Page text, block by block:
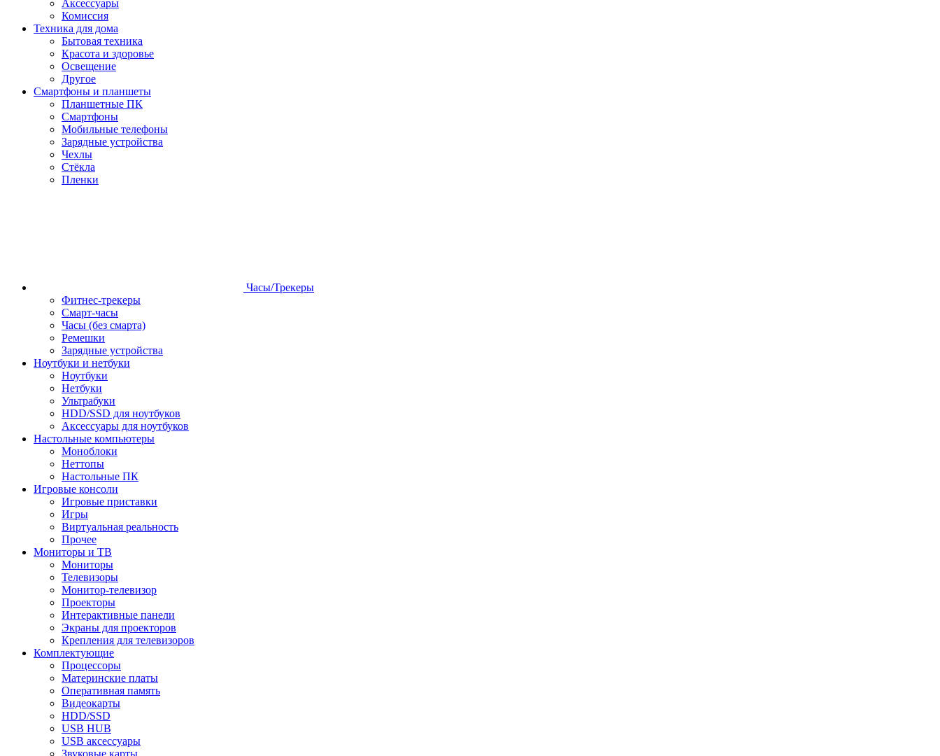
Аксессуары
Комиссия
Техника для дома
Бытовая техника
Красота и здоровье
Освещение
Другое
Смартфоны и планшеты
Планшетные ПК
Смартфоны
Мобильные телефоны
Зарядные устройства
Чехлы
Стёкла
Пленки
Часы/Трекеры
Фитнес-трекеры
Смарт-часы
Часы (без смарта)
Ремешки
Зарядные устройства
Ноутбуки и нетбуки
Ноутбуки
Нетбуки
Ультрабуки
HDD/SSD для ноутбуков
Аксессуары для ноутбуков
Настольные компьютеры
Моноблоки
Неттопы
Настольные ПК
Игровые консоли
Игровые приставки
Игры
Виртуальная реальность
Прочее
Мониторы и ТВ
Мониторы
Телевизоры
Монитор-телевизор
Проекторы
Интерактивные панели
Экраны для проекторов
Крепления для телевизоров
Комплектующие
Процессоры
Материнские платы
Оперативная память
Видеокарты
HDD/SSD
USB HUB
USB аксессуары
Звуковые карты